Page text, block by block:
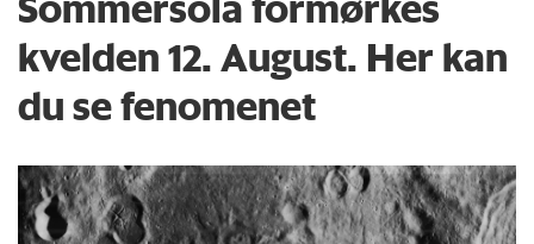
kvelden 12. August. Her kan
du se fenomenet